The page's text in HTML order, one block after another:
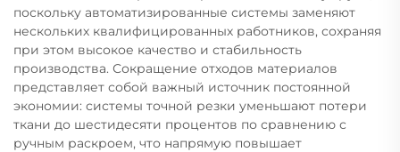
поскольку автоматизированные системы заменяют
нескольких квалифицированных работников, сохраняя
при этом высокое качество и стабильность
производства. Сокращение отходов материалов
представляет собой важный источник постоянной
экономии: системы точной резки уменьшают потери
ткани до шестидесяти процентов по сравнению с
ручным раскроем, что напрямую повышает